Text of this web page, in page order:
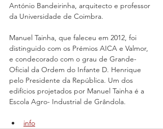
António Bandeirinha, arquitecto e professor
da Universidade de Coimbra.
Manuel Tainha, que faleceu em 2012, foi
distinguido com os Prémios AICA e Valmor,
e condecorado com o grau de Grande-
Oficial da Ordem do Infante D. Henrique
pelo Presidente da República. Um dos
edifícios projetados por Manuel Tainha é a
Escola Agro- Industrial de Grândola.
info